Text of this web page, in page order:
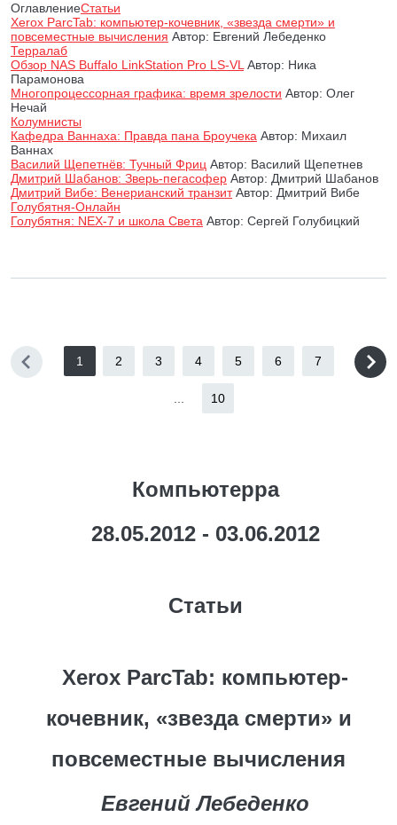
ОглавлениеСтатьи
Xerox ParcTab: компьютер-кочевник, «звезда смерти» и
повсеместные вычисления Автор: Евгений Лебеденко
Терралаб
Обзор NAS Buffalo LinkStation Pro LS-VL Автор: Ника
Парамонова
Многопроцессорная графика: время зрелости Автор: Олег
Нечай
Колумнисты
Кафедра Ваннаха: Правда пана Броучека Автор: Михаил
Ваннах
Василий Щепетнёв: Тучный Фриц Автор: Василий Щепетнев
Дмитрий Шабанов: Зверь-пегасофер Автор: Дмитрий Шабанов
Дмитрий Вибе: Венерианский транзитАвтор: Дмитрий Вибе
Голубятня-Онлайн
Голубятня: NEX-7 и школа Света Автор: Сергей Голубицкий
1 2 3 4 5 6 7
10
Компьютерра
28.05.2012 - 03.06.2012
Статьи
Xerox ParcTab: компьютер-
кочевник, «звезда смерти» и
повсеместные вычисления
Евгений Лебеденко